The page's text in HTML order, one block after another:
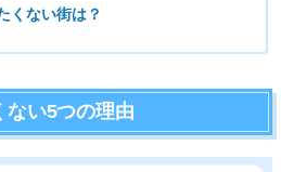
くない街は？
ない5つの理由